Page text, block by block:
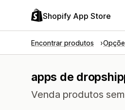
Shopify App Store
Encontrar produtos
apps de
Venda produtos